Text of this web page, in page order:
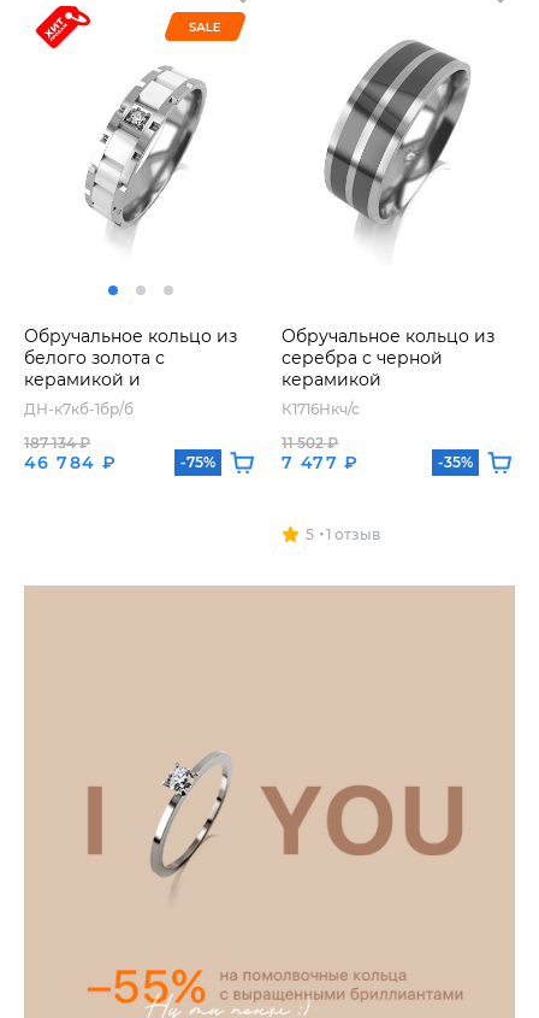
Обручальное кольцо из
белого золота с
керамикой и
бриллиантом
ДН-к7кб-1бр/б
46 784 ₽
187 134 ₽
-75%
Обручальное кольцо из
серебра с черной
керамикой
К1716Нкч/с
7 477 ₽
11 502 ₽
-35%
5 1 отзыв